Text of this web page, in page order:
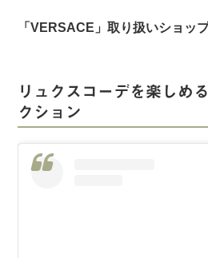
「VERSACE 」取り扱いショッ
リュクスコーデを楽しめ
クション